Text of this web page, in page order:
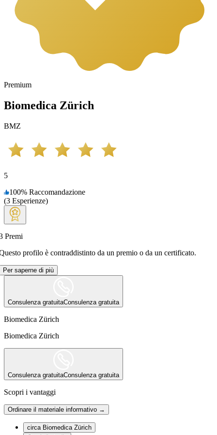
Premium
Biomedica Zürich
BMZ
5
100% Raccomandazione
(3 Esperienze)
Premi
profilo è contraddistinto da un premio o da un certificato.
Per saperne di più
Consulenza gratuitaConsulenza gratuita
Biomedica Zürich
Biomedica Zürich
Consulenza gratuitaConsulenza gratuita
Scopri i vantaggi
Ordinare il materiale informativo →
circa Biomedica Zürich